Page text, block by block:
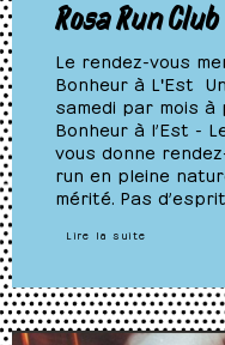
Rosa Run Club
Le rendez-vous
Bonheur à L'Est
samedi par mois à
Bonheur à l’Est -
vous donne
run en pleine
mérité. Pas
Lire la suite